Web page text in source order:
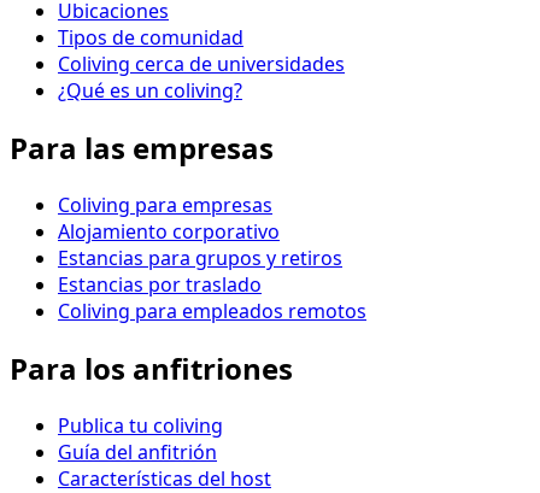
Ubicaciones
Tipos de comunidad
Coliving cerca de universidades
¿Qué es un coliving?
Para las empresas
Coliving para empresas
Alojamiento corporativo
Estancias para grupos y retiros
Estancias por traslado
Coliving para empleados remotos
Para los anfitriones
Publica tu coliving
Guía del anfitrión
Características del host